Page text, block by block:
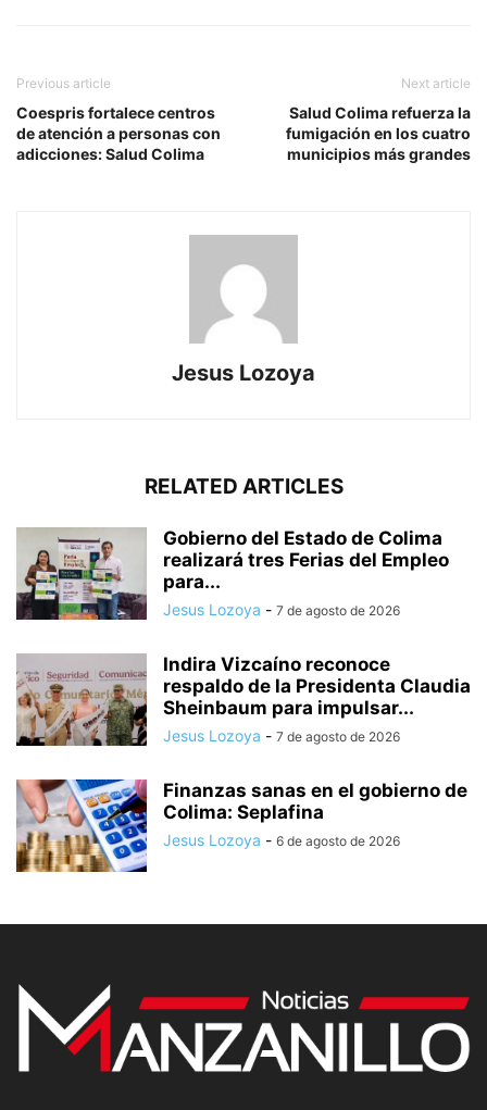
Previous article
Coespris fortalece centros
de atención a personas con
adicciones: Salud Colima
Next article
Salud Colima refuerza la
fumigación en los cuatro
municipios más grandes
Jesus Lozoya
RELATED ARTICLES
Gobierno del Estado de Colima
realizará tres Ferias del Empleo
para...
Jesus Lozoya - 7 de agosto de 2026
Indira Vizcaíno reconoce
respaldo de la Presidenta Claudia
Sheinbaum para impulsar...
Jesus Lozoya - 7 de agosto de 2026
Finanzas sanas en el gobierno de
Colima: Seplafina
Jesus Lozoya - 6 de agosto de 2026